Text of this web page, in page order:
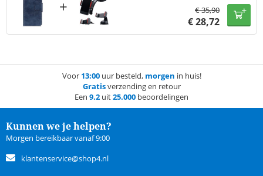
+ €35,90
€28,72
Voor 13:00uur besteld, morgen in huis!
Gratisverzending en retour
Een 9.2 uit25.000 beoordelingen
Kunnen we je helpen?
Morgen bereikbaar vanaf 9:00
klantenservice@shop4.nl